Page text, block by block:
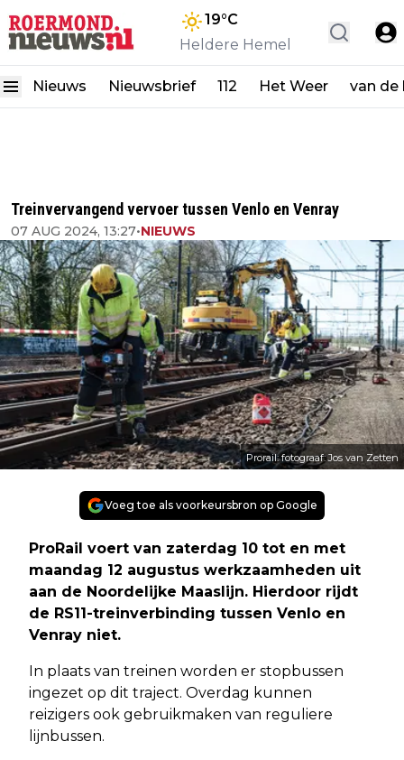
19°C
Heldere Hemel
Nieuws Nieuwsbrief 112 Het Weer van de
Treinvervangend vervoer tussen Venlo en Venray
07 AUG 2024, 13:27•NIEUWS
Prorail: fotograaf: Jos van Zetten
Voeg toe als voorkeursbron op Google
ProRail voert van zaterdag 10 tot en met
maandag 12 augustus werkzaamheden uit
aan de Noordelijke Maaslijn. Hierdoor rijdt
de RS11-treinverbinding tussen Venlo en
Venray niet.
In plaats van treinen worden er stopbussen
ingezet op dit traject. Overdag kunnen
reizigers ook gebruikmaken van reguliere
lijnbussen.